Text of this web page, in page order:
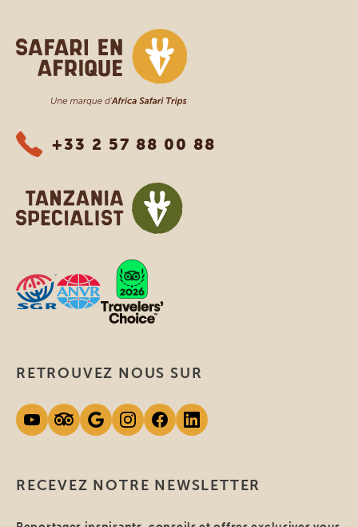
Safari en Afrique
+33 2 57 88 00 88
RECEVEZ NOTRE NEWSLETTER
RETROUVEZ NOUS SUR